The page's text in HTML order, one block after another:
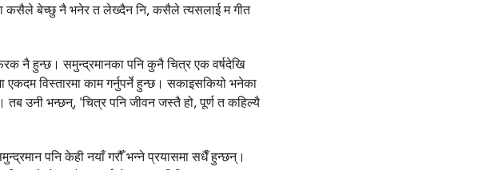
कसैले बेच्छु नै भनेर त लेख्दैन नि, कसैले त्यसलाई म गीत
नै हुन्छ। समुन्द्रमानका पनि कुनै चित्र एक वर्षदेखि
विस्तारमा काम गर्नुपर्ने हुन्छ। सकाइसकियो भनेका
तब उनी भन्छन्, 'चित्र पनि जीवन जस्तै हो, पूर्ण त कहिल्यै
पनि केही नयाँ गरौँ भन्ने प्रयासमा सधैँ हुन्छन्।